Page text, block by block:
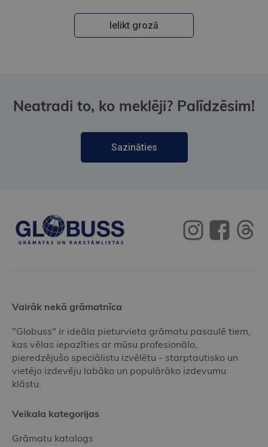
Ielikt grozā
Neatradi to, ko meklēji? Palīdzēsim!
Sazināties
Vairāk nekā grāmatnīca
"Globuss" ir ideāla pieturvieta grāmatu pasaulē tiem,
kas vēlas iepazīties ar mūsu profesionālo,
pieredzējušo speciālistu izvēlētu - starptautisko un
vietējo izdevēju labāko un populārāko izdevumu
klāstu.
Veikala kategorijas
Grāmatu katalogs